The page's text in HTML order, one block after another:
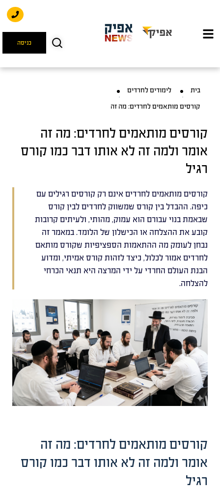
כניסה
בית
לימודים לחרדים
קורסים מותאמים לחרדים: מה זה
קורסים מותאמים לחרדים: מה זה
אומר ולמה זה לא אותו דבר כמו קורס
רגיל
קורסים מותאמים לחרדים אינם רק קורסים רגילים עם
כיפה. ההבדל בין קורס שמשווק לחרדים לבין קורס
שבאמת בנוי עבורם הוא עמוק, מהותי, ולעיתים קרובות
קובע את ההצלחה או הכישלון של הלומד. במאמר זה
נבחן לעומק מה ההתאמות הספציפיות שקורס מותאם
לחרדים אמור לכלול, כיצד לזהות קורס אמיתי, ומדוע
הבנת העולם החרדי על ידי המרצה היא תנאי הכרחי
להצלחה.
קורסים מותאמים לחרדים: מה זה
אומר ולמה זה לא אותו דבר כמו קורס
רגיל